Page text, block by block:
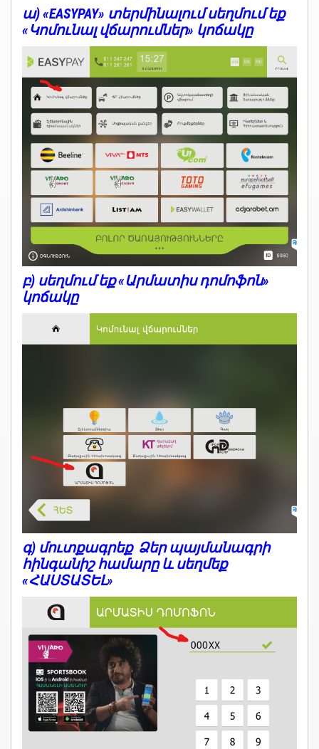
ա)«EASYPAY» տերմինալում սեղմում եք
«Կոմունալ վճարումներ» կոճակը
բ) սեղմում եք «Արմատիս դոմոֆոն»
կոճակը
գ) մուտքագրեք Ձեր պայմանագրի
հինգանիշ համարը և սեղմեք
«ՀԱՍՏԱՏԵԼ»